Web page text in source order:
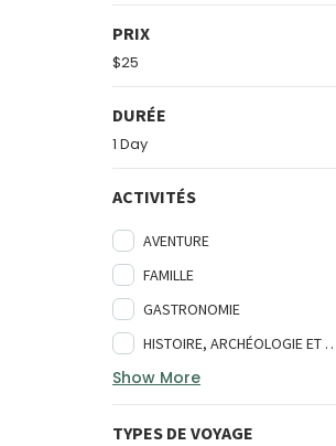
PRIX
$25
DURÉE
1 Day
ACTIVITÉS
AVENTURE
FAMILLE
GASTRONOMIE
HISTOIRE,
Show More
TYPES DE VOYAGE